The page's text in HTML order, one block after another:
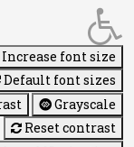
Increase font size
Default font sizes
Grayscale
Reset contrast